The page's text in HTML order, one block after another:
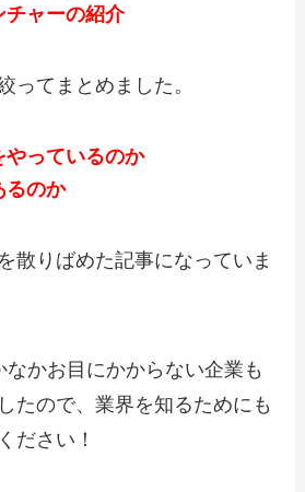
チャーの紹介
ってまとめました。
やっているのか
るのか
散りばめた記事になっていま
かお目にかからない企業も
たので、業界を知るためにも
ださい！